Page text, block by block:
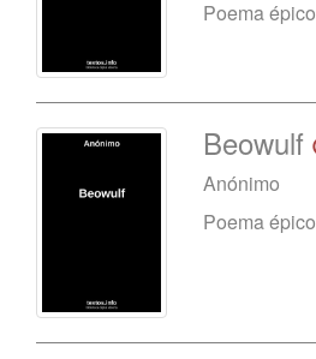
Poema épico
Beowulf
Anónimo
Poema épico